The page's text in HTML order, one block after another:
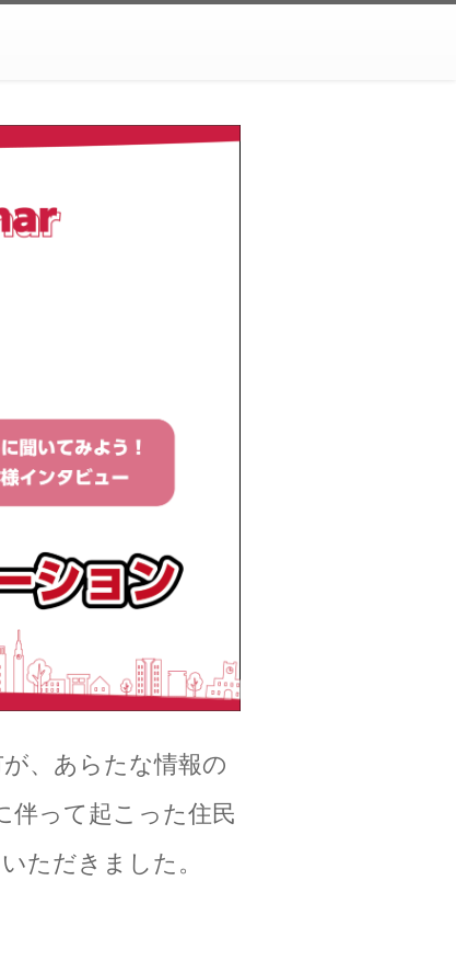
、あらたな情報の
伴って起こった住民
ただきました。